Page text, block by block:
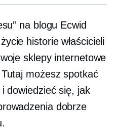
na blogu Ecwid
historie właścicieli
sklepy internetowe
możesz spotkać
dowiedzieć się, jak
dobrze